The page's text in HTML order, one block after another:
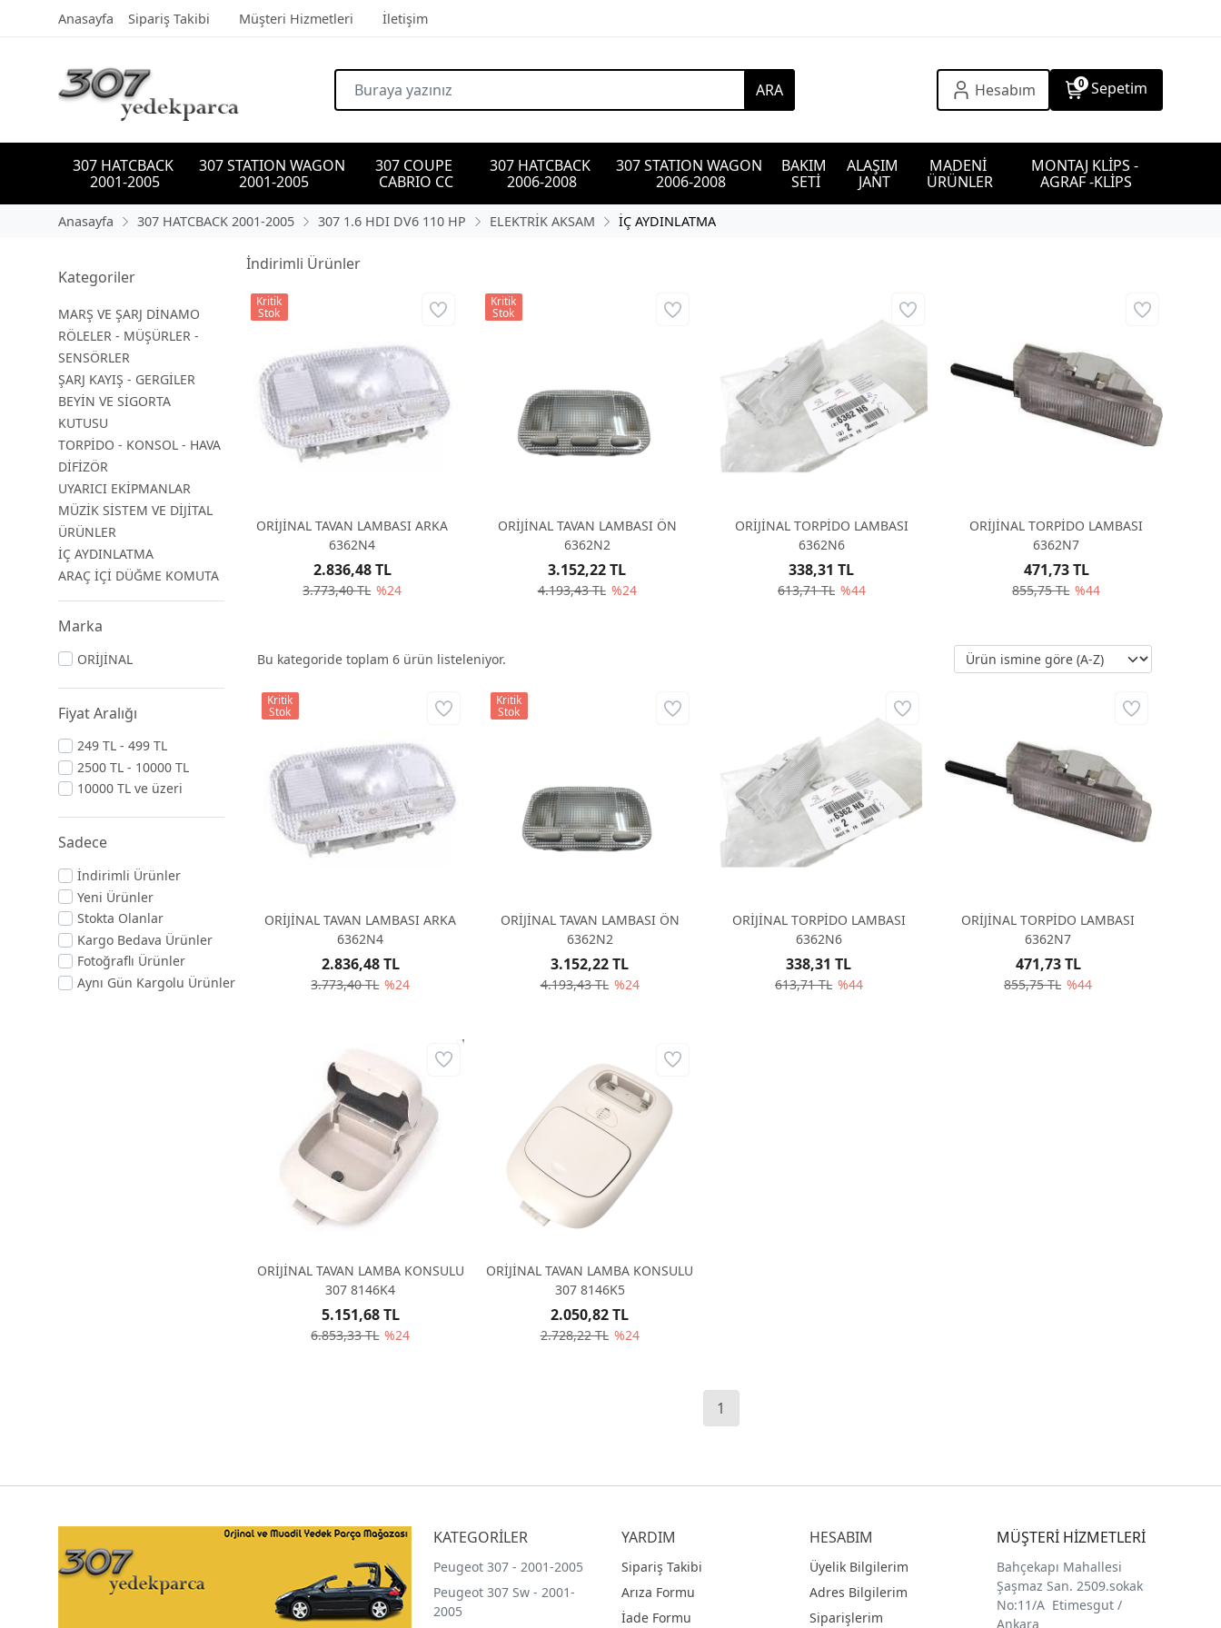
Anasayfa Sipariş Takibi Müşteri Hizmetleri İletişim
ARA Hesabım 0 Sepetim
307 HATCBACK
2001-2005
307 STATION WAGON
2001-2005
307 COUPE
CABRIO CC
307 HATCBACK
2006-2008
307 STATION WAGON
2006-2008
BAKIM
SETİ
ALAŞIM
JANT
MADENİ
ÜRÜNLER
MONTAJ KLİPS -
AGRAF -KLİPS
Anasayfa 307 HATCBACK 2001-2005 307 1.6 HDI DV6 110 HP ELEKTRİK AKSAM İÇ AYDINLATMA
Kategoriler
MARŞ VE ŞARJ DİNAMO
RÖLELER - MÜŞÜRLER -
SENSÖRLER
ŞARJ KAYIŞ - GERGİLER
BEYİN VE SİGORTA
KUTUSU
TORPİDO - KONSOL - HAVA
DİFİZÖR
UYARICI EKİPMANLAR
MÜZİK SİSTEM VE DİJİTAL
ÜRÜNLER
İÇ AYDINLATMA
ARAÇ İÇİ DÜĞME KOMUTA
Marka
ORİJİNAL
Fiyat Aralığı
249 TL - 499 TL
2500 TL - 10000 TL
10000 TL ve üzeri
Sadece
İndirimli Ürünler
Yeni Ürünler
Stokta Olanlar
Kargo Bedava Ürünler
Fotoğraflı Ürünler
Aynı Gün Kargolu Ürünler
İndirimli Ürünler
ORİJİNAL TAVAN LAMBASI ARKA
6362N4
3.773,40 TL %24
2.836,48 TL
Kritik
Stok
ORİJİNAL TAVAN LAMBASI ÖN
6362N2
4.193,43 TL %24
3.152,22 TL
Kritik
Stok
ORİJİNAL TORPİDO LAMBASI
6362N6
613,71 TL %44
338,31 TL
ORİJİNAL TORPİDO LAMBASI
6362N7
855,75 TL %44
471,73 TL
Bu kategoride toplam 6ürün listeleniyor.
ORİJİNAL TAVAN LAMBASI ARKA
6362N4
3.773,40 TL %24
2.836,48 TL
Kritik
Stok
ORİJİNAL TAVAN LAMBASI ÖN
6362N2
4.193,43 TL %24
3.152,22 TL
Kritik
Stok
ORİJİNAL TORPİDO LAMBASI
6362N6
613,71 TL %44
338,31 TL
ORİJİNAL TORPİDO LAMBASI
6362N7
855,75 TL %44
471,73 TL
ORİJİNAL TAVAN LAMBA KONSULU
307 8146K4
6.853,33 TL %24
5.151,68 TL
ORİJİNAL TAVAN LAMBA KONSULU
307 8146K5
2.728,22 TL %24
2.050,82 TL
1
KATEGORİLER
Peugeot 307 - 2001-2005
Peugeot 307 Sw - 2001-
2005
YARDIM
Sipariş Takibi
Arıza Formu
İade Formu
HESABIM
Üyelik Bilgilerim
Adres Bilgilerim
Siparişlerim
MÜŞTERİ HİZMETLERİ
Bahçekapı Mahallesi
Şaşmaz San. 2509.sokak
No:11/A Etimesgut /
Ankara